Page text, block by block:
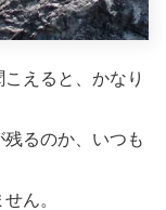
えると、かなり
るのか、いつも
ん。